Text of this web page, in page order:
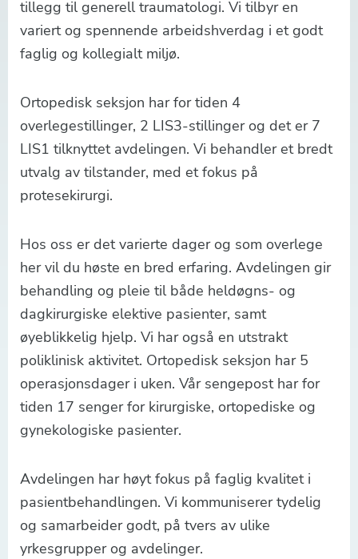
tillegg til generell traumatologi. Vi tilbyr en
variert og spennende arbeidshverdag i et godt
faglig og kollegialt miljø.
Ortopedisk seksjon har for tiden 4
overlegestillinger, 2 LIS3-stillinger og det er 7
LIS1 tilknyttet avdelingen. Vi behandler et bredt
utvalg av tilstander, med et fokus på
protesekirurgi.
Hos oss er det varierte dager og som overlege
her vil du høste en bred erfaring. Avdelingen gir
behandling og pleie til både heldøgns- og
dagkirurgiske elektive pasienter, samt
øyeblikkelig hjelp. Vi har også en utstrakt
poliklinisk aktivitet. Ortopedisk seksjon har 5
operasjonsdager i uken. Vår sengepost har for
tiden 17 senger for kirurgiske, ortopediske og
gynekologiske pasienter.
Avdelingen har høyt fokus på faglig kvalitet i
pasientbehandlingen. Vi kommuniserer tydelig
og samarbeider godt, på tvers av ulike
yrkesgrupper og avdelinger.